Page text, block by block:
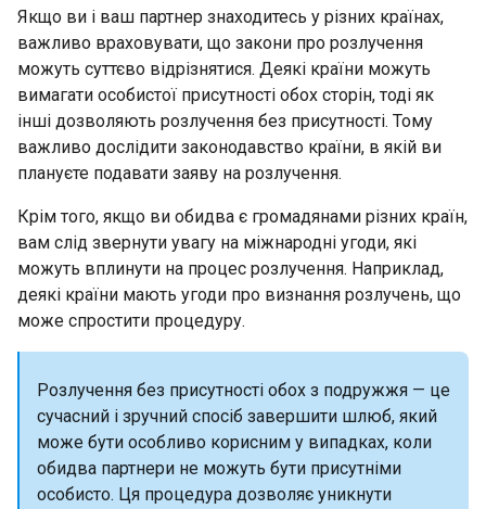
Якщо ви і ваш партнер знаходитесь у різних країнах,
важливо враховувати, що закони про розлучення
можуть суттєво відрізнятися. Деякі країни можуть
вимагати особистої присутності обох сторін, тоді як
інші дозволяють розлучення без присутності. Тому
важливо дослідити законодавство країни, в якій ви
плануєте подавати заяву на розлучення.
Крім того, якщо ви обидва є громадянами різних країн,
вам слід звернути увагу на міжнародні угоди, які
можуть вплинути на процес розлучення. Наприклад,
деякі країни мають угоди про визнання розлучень, що
може спростити процедуру.
Розлучення без присутності обох з подружжя — це
сучасний і зручний спосіб завершити шлюб, який
може бути особливо корисним у випадках, коли
обидва партнери не можуть бути присутніми
особисто. Ця процедура дозволяє уникнути